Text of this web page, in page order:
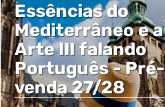
Essências do
Mediterrâneo e a
Arte III falando
Português - Pré-
venda 27/28